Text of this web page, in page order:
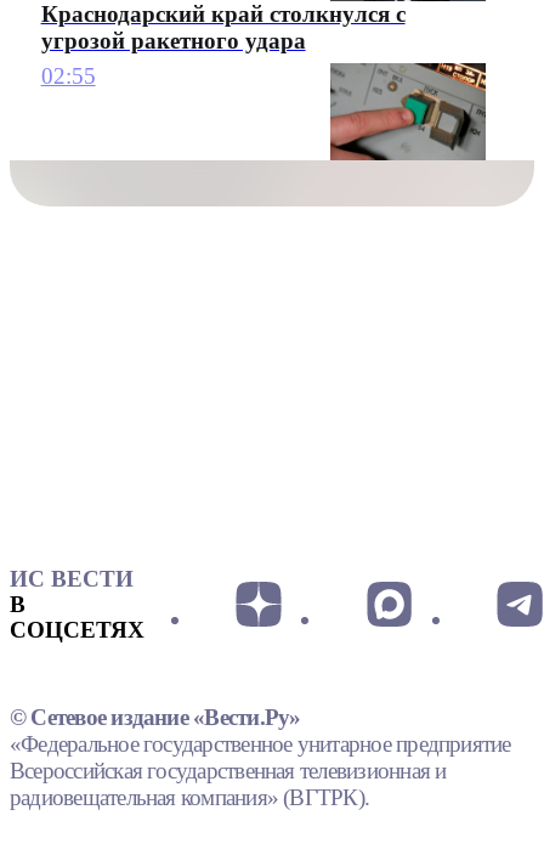
Краснодарский край столкнулся с
угрозой ракетного удара
02:55
ИС ВЕСТИ
В
СОЦСЕТЯХ
© Сетевое издание «Вести.Ру»
«Федеральное государственное унитарное предприятие
Всероссийская государственная телевизионная и
радиовещательная компания» (ВГТРК).